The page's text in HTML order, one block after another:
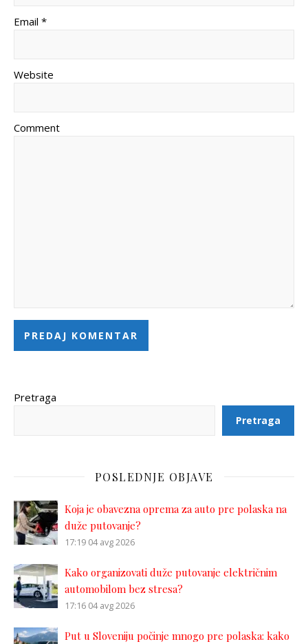
Email *
Website
Comment
Pretraga
Pretraga
POSLEDNJE OBJAVE
Koja je obavezna oprema za auto pre polaska na
duže putovanje?
17:19 04 avg 2026
Kako organizovati duže putovanje električnim
automobilom bez stresa?
17:16 04 avg 2026
Put u Sloveniju počinje mnogo pre polaska: kako